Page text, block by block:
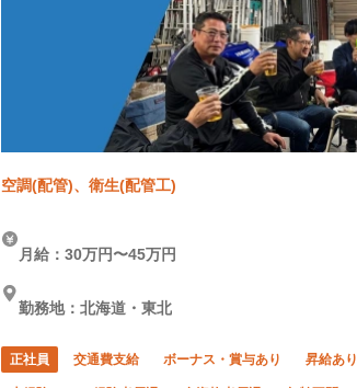
空調(配管)、衛生(配管工)
月給：30万円〜45万円
勤務地：北海道・東北
正社員 交通費支給 ボーナス・賞与あり 昇給あり